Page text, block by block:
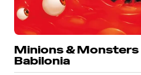
Minions &
Babilonia